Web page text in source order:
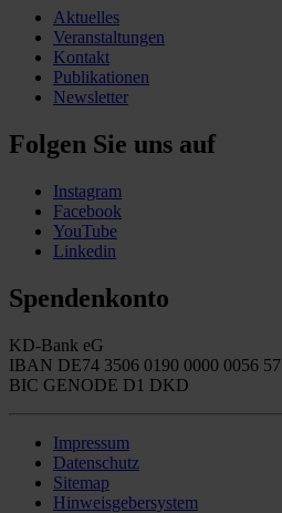
Aktuelles
Veranstaltungen
Kontakt
Publikationen
Newsletter
Folgen Sie uns auf
Instagram
Facebook
YouTube
Linkedin
Spendenkonto
KD-Bank eG
IBAN DE74 3506 0190 0000 0056 57
BIC GENODE D1 DKD
Impressum
Datenschutz
Sitemap
Hinweisgebersystem